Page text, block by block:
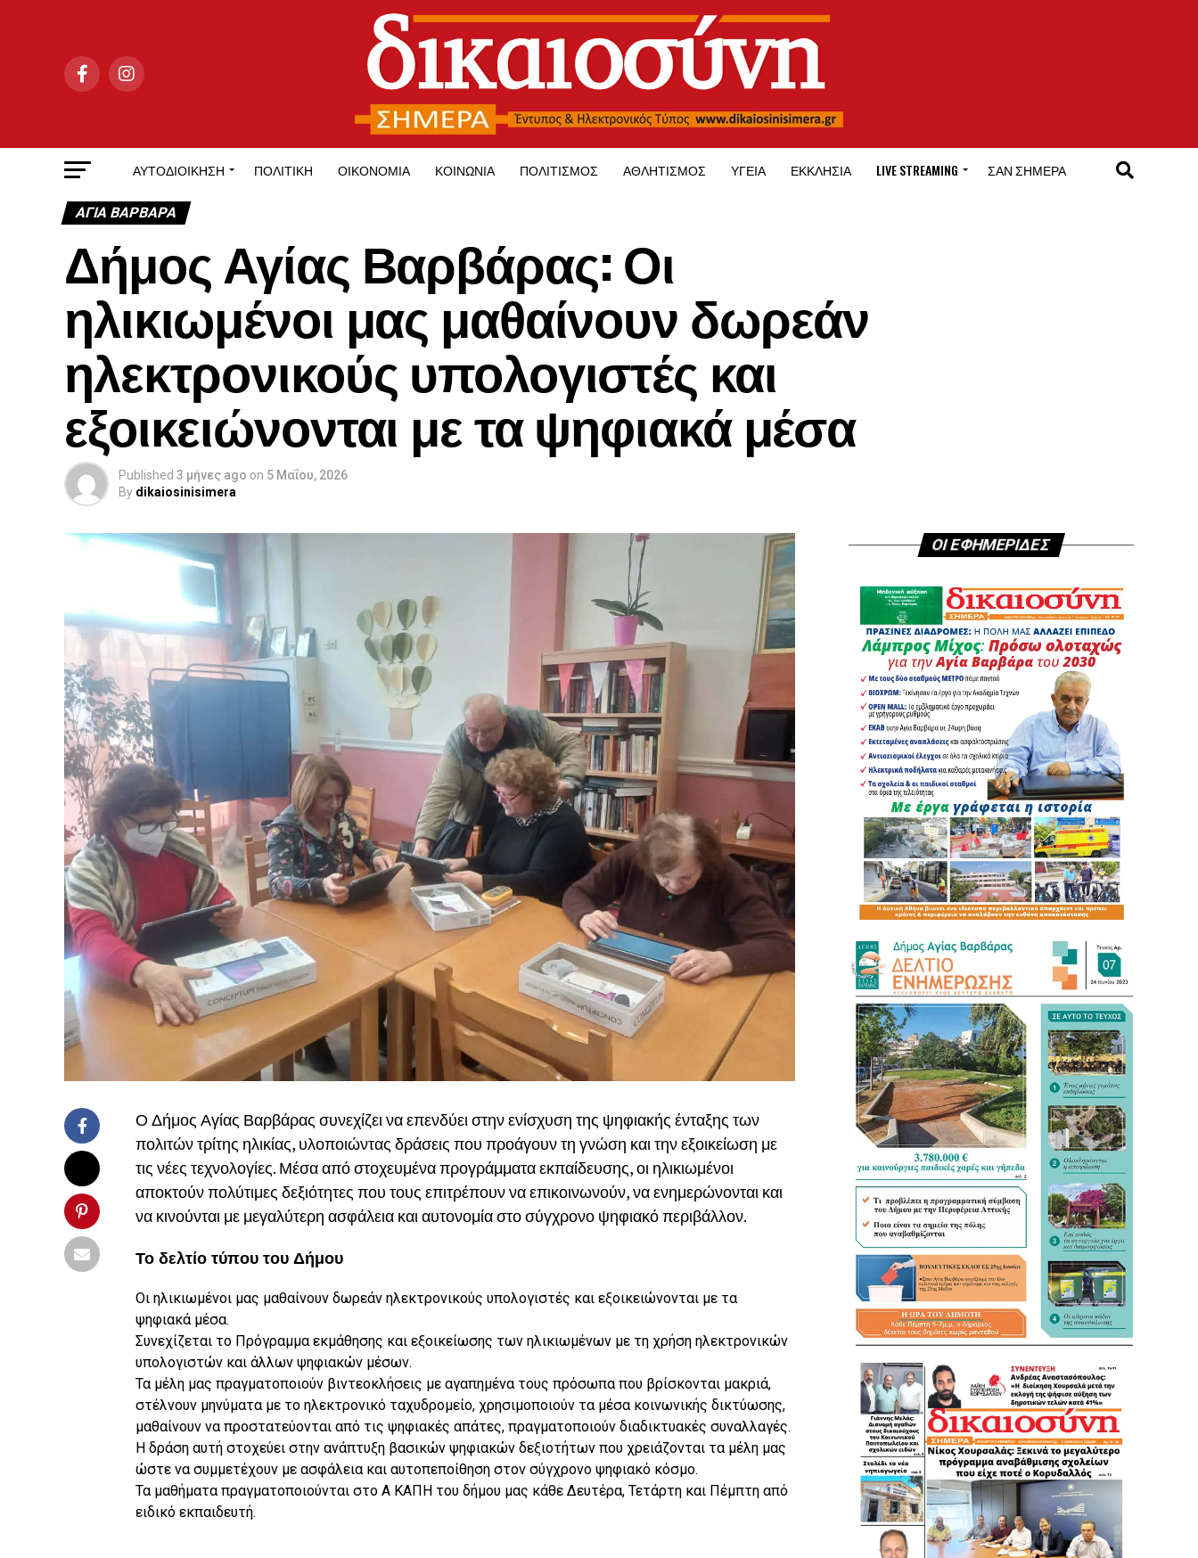
ΑΥΤΟΔΙΟΊΚΗΣΗ ΠΟΛΙΤΙΚΉ ΟΙΚΟΝΟΜΊΑ ΚΟΙΝΩΝΊΑ ΠΟΛΙΤΙΣΜΌΣ ΑΘΛΗΤΙΣΜΌΣ ΥΓΕΊΑ ΕΚΚΛΗΣΊΑ LIVE STREAMING ΣΑΝ ΣΉΜΕΡΑ
ΑΓΙΑ ΒΑΡΒΑΡΑ
Δήμος Αγίας Βαρβάρας: Οι
ηλικιωμένοι μας μαθαίνουν δωρεάν
ηλεκτρονικούς υπολογιστές και
εξοικειώνονται με τα ψηφιακά μέσα
Published 3 μήνες ago on 5 Μαΐου, 2026
By dikaiosinisimera
Ο Δήμος Αγίας Βαρβάρας συνεχίζει να επενδύει στην ενίσχυση της ψηφιακής ένταξης των
πολιτών τρίτης ηλικίας, υλοποιώντας δράσεις που προάγουν τη γνώση και την εξοικείωση με
τις νέες τεχνολογίες. Μέσα από στοχευμένα προγράμματα εκπαίδευσης, οι ηλικιωμένοι
αποκτούν πολύτιμες δεξιότητες που τους επιτρέπουν να επικοινωνούν, να ενημερώνονται και
να κινούνται με μεγαλύτερη ασφάλεια και αυτονομία στο σύγχρονο ψηφιακό περιβάλλον.
Το δελτίο τύπου του Δήμου
Οι ηλικιωμένοι μας μαθαίνουν δωρεάν ηλεκτρονικούς υπολογιστές και εξοικειώνονται με τα
ψηφιακά μέσα.
Συνεχίζεται το Πρόγραμμα εκμάθησης και εξοικείωσης των ηλικιωμένων με τη χρήση ηλεκτρονικών
υπολογιστών και άλλων ψηφιακών μέσων.
Τα μέλη μας πραγματοποιούν βιντεοκλήσεις με αγαπημένα τους πρόσωπα που βρίσκονται μακριά,
στέλνουν μηνύματα με το ηλεκτρονικό ταχυδρομείο, χρησιμοποιούν τα μέσα κοινωνικής δικτύωσης,
μαθαίνουν να προστατεύονται από τις ψηφιακές απάτες, πραγματοποιούν διαδικτυακές συναλλαγές.
Η δράση αυτή στοχεύει στην ανάπτυξη βασικών ψηφιακών δεξιοτήτων που χρειάζονται τα μέλη μας
ώστε να συμμετέχουν με ασφάλεια και αυτοπεποίθηση στον σύγχρονο ψηφιακό κόσμο.
Τα μαθήματα πραγματοποιούνται στο Α ΚΑΠΗ του δήμου μας κάθε Δευτέρα, Τετάρτη και Πέμπτη από
ειδικό εκπαιδευτή.
ΟΙ ΕΦΗΜΕΡΙΔΕΣ